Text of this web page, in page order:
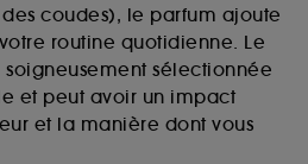
coudes), le parfum ajoute
routine quotidienne. Le
sélectionnée
et peut avoir un impact
et la manière dont vous
qui sont utilisés afin de
de l’authentification
d’accéder à votre
prochaine visite sur le site
votre identifiant et mot de